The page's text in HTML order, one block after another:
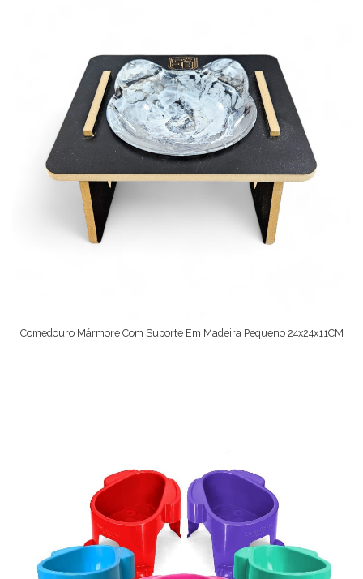
Comedouro Mármore Com Suporte Em Madeira Pequeno 24x24x11CM
Ver Opções